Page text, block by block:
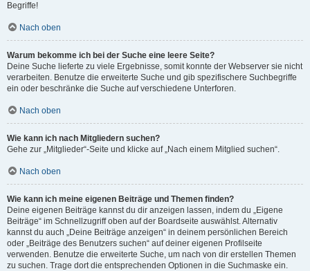
Begriffe!
Nach oben
Warum bekomme ich bei der Suche eine leere Seite?
Deine Suche lieferte zu viele Ergebnisse, somit konnte der Webserver sie nicht
verarbeiten. Benutze die erweiterte Suche und gib spezifischere Suchbegriffe
ein oder beschränke die Suche auf verschiedene Unterforen.
Nach oben
Wie kann ich nach Mitgliedern suchen?
Gehe zur „Mitglieder“-Seite und klicke auf „Nach einem Mitglied suchen“.
Nach oben
Wie kann ich meine eigenen Beiträge und Themen finden?
Deine eigenen Beiträge kannst du dir anzeigen lassen, indem du „Eigene
Beiträge“ im Schnellzugriff oben auf der Boardseite auswählst. Alternativ
kannst du auch „Deine Beiträge anzeigen“ in deinem persönlichen Bereich
oder „Beiträge des Benutzers suchen“ auf deiner eigenen Profilseite
verwenden. Benutze die erweiterte Suche, um nach von dir erstellen Themen
zu suchen. Trage dort die entsprechenden Optionen in die Suchmaske ein.